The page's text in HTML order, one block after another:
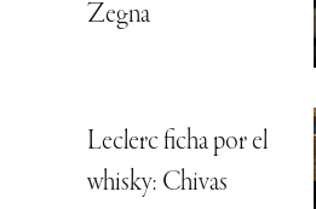
Zegna
Leclerc ficha por el
whisky: Chivas